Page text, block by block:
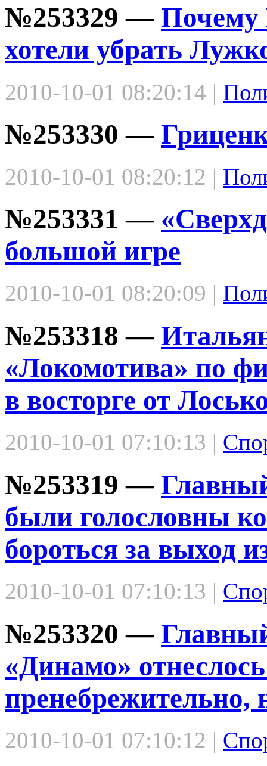
№253329 — Почему
хотели убрать
2010-10-01 08:20:14 |
№253330 —
2010-10-01 08:20:12 |
№253331 —
большой игре
2010-10-01 08:20:09 |
№253318 —
«Локомотива» по
в восторге от
2010-10-01 07:10:13 |
№253319 —
были голословны
бороться за выход
2010-10-01 07:10:13 |
№253320 —
«Динамо»
пренебрежительно,
2010-10-01 07:10:12 |